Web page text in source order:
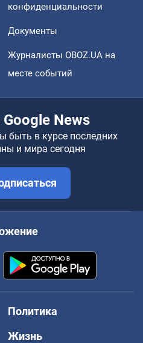
конфиденциальности
Документы
Журналисты OBOZ.UA на
месте событий
Google News
быть в курсе последних
и мира сегодня
Политика
Жизнь